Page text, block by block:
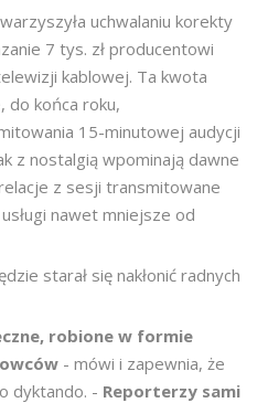
uchwalaniu korekty
7 tys. zł producentowi
kablowej. Ta kwota
do końca roku,
15-minutowej audycji
z nostalgią wpominają dawne
z sesji transmitowane
nawet mniejsze od
starał się nakłonić radnych
robione w formie
- mówi i zapewnia, że
dyktando. - Reporterzy sami